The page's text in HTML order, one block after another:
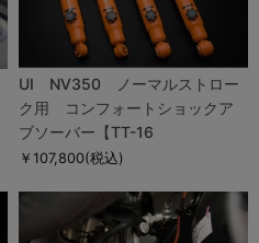
UI NV350 ノーマルストロー
ク用 コンフォートショックア
ブソーバー【TT-16
￥107,800(税込)